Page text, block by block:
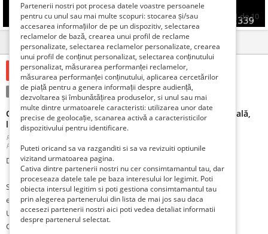
1 de10
Detalii Contact
100 Lei
Condiție:Nou Tranzacţie:Vinde
Ofer meditații online la matematică pentru școală generală,
liceu și facultate
Romania, Ilfov, Bucuresti Sector 6, București,
Publicat 1 săptămână în urmă în urmă
Despre mine:
Studii: Universitatea Politehnică - Electrotehnică ( acum inginerie
electrică )
Universitatea Spiru Haret - Management financiar-contabil
Colegiul național Roșca Codreanu - Informatică
Partenerii nostri pot procesa datele voastre persoanele
pentru cu unul sau mai multe scopuri: stocarea și/sau
accesarea informațiilor de pe un dispozitiv, selectarea
reclamelor de bază, crearea unui profil de reclame
personalizate, selectarea reclamelor personalizate, crearea
unui profil de conținut personalizat, selectarea conținutului
personalizat, măsurarea performanței reclamelor,
măsurarea performanței conținutului, aplicarea cercetărilor
de piață pentru a genera informații despre audiență,
dezvoltarea și îmbunătățirea produselor, si unul sau mai
multe dintre urmatoarele caracteristi: utilizarea unor date
precise de geolocație, scanarea activă a caracteristicilor
dispozitivului pentru identificare.
Puteti oricand sa va razganditi si sa va revizuiti optiunile
vizitand urmatoarea pagina.
Cativa dintre partenerii nostri nu cer consimtamantul tau, dar
proceseaza datele tale pe baza interesului lor legimit. Poti
obiecta intersul legitim si poti gestiona consimtamantul tau
prin alegerea partenerului din lista de mai jos sau daca
accesezi partenerii nostri aici poti vedea detaliat informatii
despre partenerul selectat.